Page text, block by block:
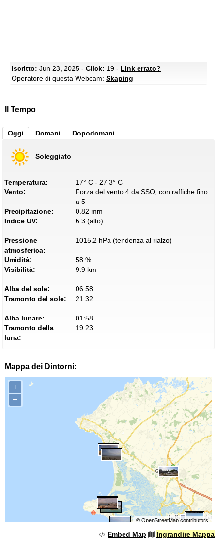
Iscritto: Jun 23, 2025 - Click: 19 - Link errato?
Operatore di questa Webcam: Skaping
Il Tempo
Oggi Domani Dopodomani
Soleggiato
Temperatura:
17° C - 27.3° C
Vento:
Forza del vento 4 da SSO, con raffiche fino
a 5
Precipitazione:
0.82 mm
Indice UV:
6.3 (alto)
Pressione
atmosferica:
1015.2 hPa (tendenza al rialzo)
Umidità:
58 %
Visibilità:
9.9 km
Alba del sole:
06:58
Tramonto del sole:
21:32
Alba lunare:
01:58
Tramonto della
luna:
19:23
Mappa dei Dintorni:
+
−
© OpenStreetMapcontributors.
Embed Map Ingrandire Mappa